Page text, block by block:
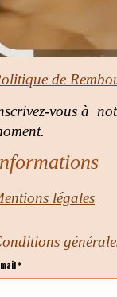
de
vous à
légales
*